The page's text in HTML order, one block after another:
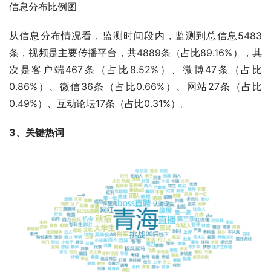
信息分布比例图
从信息分布情况看，监测时间段内，监测到总信息5483
条，视频是主要传播平台，共4889条（占比89.16%），其
次是客户端467条（占比8.52%）、微博47条（占比
0.86%）、微信36条（占比0.66%）、网站27条（占比
0.49%）、互动论坛17条（占比0.31%）。
3、关键热词